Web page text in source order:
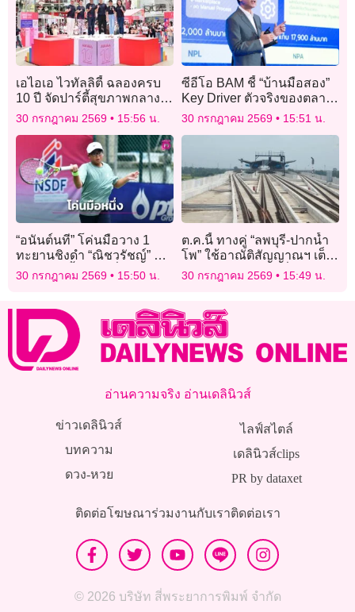
เอไอเอ ไวทัลลิตี้ ฉลองครบ
10 ปี จัดปาร์ตี้สุขภาพกลางใจ
เมือง “10th Anniversary AIA
Vitality in the City”
30 กรกฎาคม 2569 15:56 น.
ซีอีโอ BAM ชี้ “บ้านมือสอง”
Key Driver ตัวจริงของตลาด
อสังหาริมทรัพย์ไทย
30 กรกฎาคม 2569 15:51 น.
“อนันต์นที” โค่นมือวาง 1
ทะยานชิงดำ “ณิชวรัชญ์” มี
ลุ้นแชมป์ทั้งหญิงเดี่ยว-คู่ ศึก
เทนนิส “เอเชียน โฟร์ทีน”
30 กรกฎาคม 2569 15:50 น.
ต.ค.นี้ ทางคู่ “ลพบุรี-ปากน้ำ
โพ” ใช้อาณัติสัญญาณฯ เต็ม
ระบบ “ขร.” กำชับเพิ่ม
มาตรการป้องกันลักลอบตัด
30 กรกฎาคม 2569 15:49 น.
อ่านความจริง อ่านเดลินิวส์
ข่าวเดลินิวส์
บทความ
ดวง-หวย
ไลฟ์สไตล์
เดลินิวส์clips
PR by dataxet
ติดต่อโฆษณาร่วมงานกับเราติดต่อเรา
© 2026 บริษัท สี่พระยาการพิมพ์ จำกัด